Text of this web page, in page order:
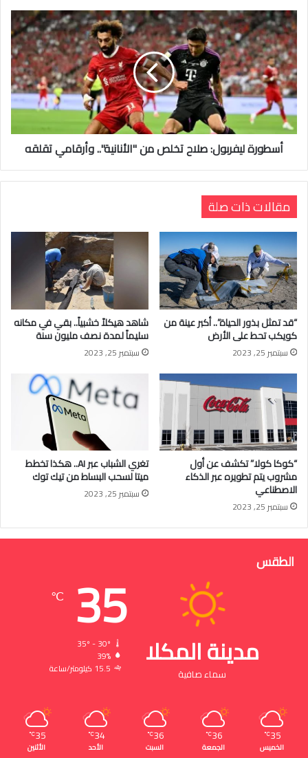
أسطورة ليفربول: صلاح تخلص من "الأنانية".. وأرقامي تقلقه
مقالات ذات صلة
“قد تمثل بذور الحياة”.. أكبر عينة من
كويكب تحط على الأرض
سبتمبر 25, 2023
شاهد هيكلاً خشبياً.. بقي في مكانه
سليماً لمدة نصف مليون سنة
سبتمبر 25, 2023
“كوكا كولا” تكشف عن أول
مشروب يتم تطويره عبر الذكاء
الاصطناعي
سبتمبر 25, 2023
تغري الشباب عبر AI.. هكذا تخطط
ميتا لسحب البساط من تيك توك
سبتمبر 25, 2023
الطقس
مدينة المكلا
سماء صافية
35
℃
39%
15.5 كيلومتر/ساعة
35
℃
الخميس
36
℃
الجمعة
36
℃
السبت
34
℃
الأحد
35
℃
الأثنين